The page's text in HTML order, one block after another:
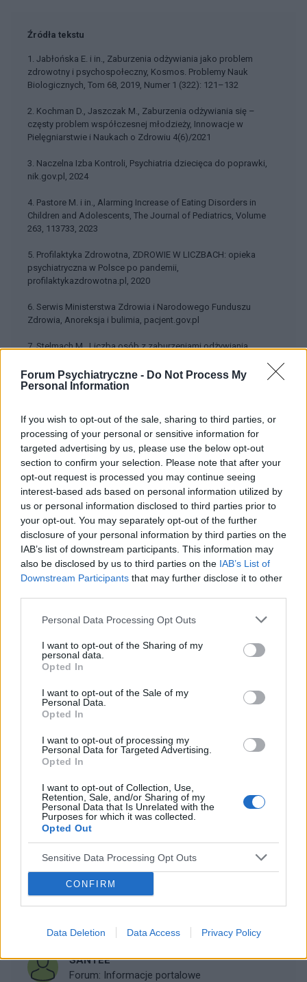
Forum Psychiatryczne - Do Not Process My
Personal Information
If you wish to opt-out of the sale, sharing to third parties, or
processing of your personal or sensitive information for
targeted advertising by us, please use the below opt-out
section to confirm your selection. Please note that after your
opt-out request is processed you may continue seeing
interest-based ads based on personal information utilized by
us or personal information disclosed to third parties prior to
your opt-out. You may separately opt-out of the further
disclosure of your personal information by third parties on the
IAB’s list of downstream participants. This information may
also be disclosed by us to third parties on the IAB’s List of
Downstream Participants that may further disclose it to other
Personal Data Processing Opt Outs
I want to opt-out of the Sharing of my
personal data.
Opted In
I want to opt-out of the Sale of my
Personal Data.
Opted In
I want to opt-out of processing my
Personal Data for Targeted Advertising.
Opted In
I want to opt-out of Collection, Use,
Retention, Sale, and/or Sharing of my
Personal Data that Is Unrelated with the
Purposes for which it was collected.
Opted Out
Sensitive Data Processing Opt Outs
CONFIRM
Data Deletion Data Access Privacy Policy
Źródła tekstu
1. Jabłońska E. i in., Zaburzenia odżywiania jako problem
zdrowotny i psychospołeczny, Kosmos. Problemy Nauk
Biologicznych, Tom 68, 2019, Numer 1 (322): 121–132
2. Kochman D., Jaszczak M., Zaburzenia odżywiania się –
częsty problem współczesnej młodzieży, Innowacje w
Pielęgniarstwie i Naukach o Zdrowiu 4(6)/2021
3. Naczelna Izba Kontroli, Psychiatria dziecięca do poprawki,
nik.gov.pl, 2024
4. Pastore M. i in., Alarming Increase of Eating Disorders in
Children and Adolescents, The Journal of Pediatrics, Volume
263, 113733, 2023
5. Profilaktyka Zdrowotna, ZDROWIE W LICZBACH: opieka
psychiatryczna w Polsce po pandemii,
profilaktykazdrowotna.pl, 2020
6. Serwis Ministerstwa Zdrowia i Narodowego Funduszu
Zdrowia, Anoreksja i bulimia, pacjent.gov.pl
7. Stelmach M., Liczba osób z zaburzeniami odżywiania
1.
2. https://apcz.umk.pl/IWPNZ/article/view/37483
3. https://www.nik.gov.pl/najnowsze-informacje-o-wynikach-
kontroli/psychiatria-dziecieca.html
4. https://www.jpeds.com/article/S0022-3476(23)00596-
6/fulltext
5. https://politykazdrowotna.com/artykul/zdrowie-w-liczbach-
opieka-psychiatryczna-w-polsce-po-pandemii-n829749
6. https://pacjent.gov.pl/zapobiegaj/anoreksja-i-bulimia
7. https://www.termedia.pl/neurologia/Liczba-osob-z-
zaburzeniami-odzywiania-wzrosla-w-czasie-
pandemii,53284.html
edukacyjno-informacyjny. Wydawca i redakcja serwisu nie ponosi
zastosowaniem porad i wskazówek zawartych w serwisie, należy
bezwzględnie skonsultować się z lekarzem.
KATEGORIIINNE TEMATY
medforum
Forum:Informacje portalowe
Cześć! 🌟 Chcielibyśmy jako Redakcja Serwisu poznać
Twoją opinię na temat tworzonych przez nas treści:
newsów, porad i artykułów pochodzących spod pióra
SANTEE
Forum: Informacje portalowe